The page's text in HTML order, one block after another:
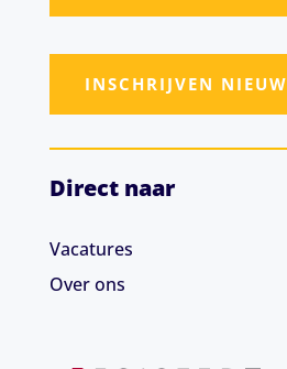
INSCHRIJVEN
Direct naar
Vacatures
Over ons